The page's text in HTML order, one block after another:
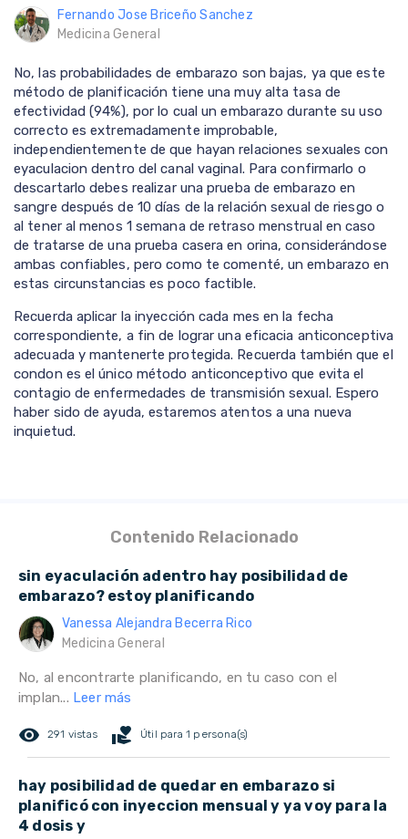
Fernando Jose Briceño Sanchez
Medicina General
No, las probabilidades de embarazo son bajas, ya que este
método de planificación tiene una muy alta tasa de
efectividad (94%), por lo cual un embarazo durante su uso
correcto es extremadamente improbable,
independientemente de que hayan relaciones sexuales con
eyaculacion dentro del canal vaginal. Para confirmarlo o
descartarlo debes realizar una prueba de embarazo en
sangre después de 10 días de la relación sexual de riesgo o
al tener al menos 1 semana de retraso menstrual en caso
de tratarse de una prueba casera en orina, considerándose
ambas confiables, pero como te comenté, un embarazo en
estas circunstancias es poco factible.
Recuerda aplicar la inyección cada mes en la fecha
correspondiente, a fin de lograr una eficacia anticonceptiva
adecuada y mantenerte protegida. Recuerda también que el
condon es el único método anticonceptivo que evita el
contagio de enfermedades de transmisión sexual. Espero
haber sido de ayuda, estaremos atentos a una nueva
inquietud.
Contenido Relacionado
sin eyaculación adentro hay posibilidad de
embarazo? estoy planificando
Vanessa Alejandra Becerra Rico
Medicina General
No, al encontrarte planificando, en tu caso con el
implan... Leer más
remove_red_eye 291 vistas volunteer_activism Útil para 1 persona(s)
hay posibilidad de quedar en embarazo si
planificó con inyeccion mensual y ya voy para la
4 dosis y